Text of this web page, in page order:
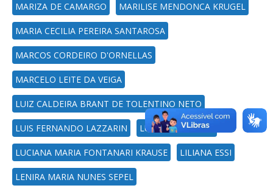
MARIZA DE CAMARGO MARILISE MENDONCA KRUGEL
MARIA CECILIA PEREIRA SANTAROSA
MARCOS CORDEIRO D'ORNELLAS
MARCELO LEITE DA VEIGA
LUIZ CALDEIRA BRANT DE TOLENTINO NETO
LUIS FERNANDO LAZZARIN LUCIANA RICHTER
LUCIANA MARIA FONTANARI KRAUSE LILIANA ESSI
LENIRA MARIA NUNES SEPEL